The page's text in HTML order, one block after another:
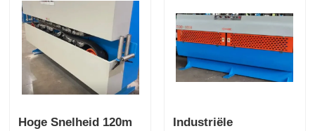
Hoge Snelheid 120m
Industriële